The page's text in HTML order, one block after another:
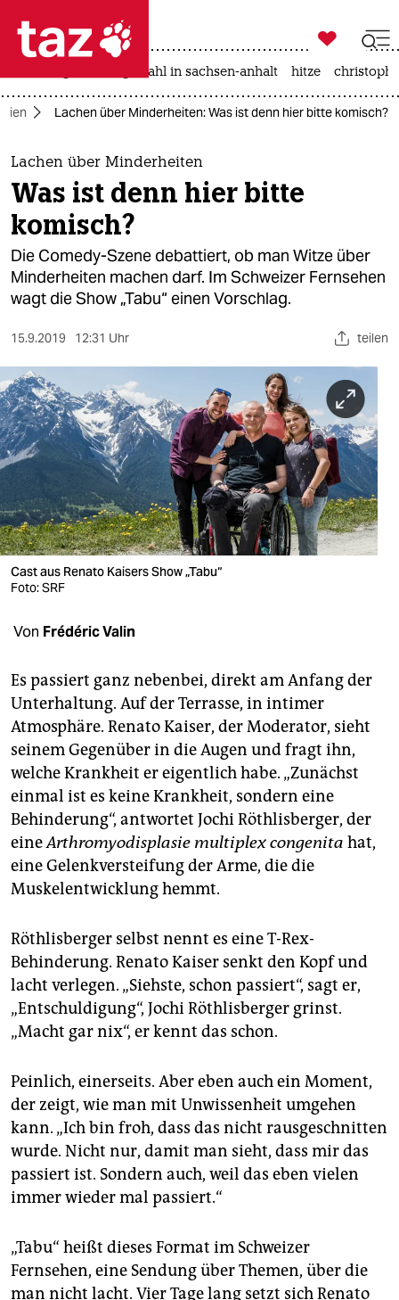
 taz zahl ich
taz zahl ich
themen
politik
öko
gesellschaft
sport
berlin
nord
wahrheit
verlag
verlag
veranstaltungen
shop
unterstützen
abo
genossenschaft
epaper login

taz zahl ich
landtagswahl in sachsen-anhalt hitze
Lachen über Minderheiten: Was ist denn hier bitte komisch?
Lachen über Minderheiten
Was ist denn hier bitte
komisch?
Die Comedy-Szene debattiert, ob man Witze über
Minderheiten machen darf. Im Schweizer Fernsehen
wagt die Show „Tabu“ einen Vorschlag.
15.9.2019 12:31 Uhr teilen
Cast aus Renato Kaisers Show „Tabu“
Foto: SRF
Von Frédéric Valin
Es passiert ganz nebenbei, direkt am Anfang der
Unterhaltung. Auf der Terrasse, in intimer
Atmosphäre. Renato Kaiser, der Moderator, sieht
seinem Gegenüber in die Augen und fragt ihn,
welche Krankheit er eigentlich habe. „Zunächst
einmal ist es keine Krankheit, sondern eine
Behinderung“, antwortet Jochi Röthlisberger, der
eineArthromyodisplasie multiplex congenita hat,
eine Gelenkversteifung der Arme, die die
Muskelentwicklung hemmt.
Röthlisberger selbst nennt es eine T-Rex-
Behinderung. Renato Kaiser senkt den Kopf und
lacht verlegen. „Siehste, schon passiert“, sagt er,
„Entschuldigung“, Jochi Röthlisberger grinst.
„Macht gar nix“, er kennt das schon.
Peinlich, einerseits. Aber eben auch ein Moment,
der zeigt, wie man mit Unwissenheit umgehen
kann. „Ich bin froh, dass das nicht rausgeschnitten
wurde. Nicht nur, damit man sieht, dass mir das
passiert ist. Sondern auch, weil das eben vielen
immer wieder mal passiert.“
„Tabu“ heißt dieses Format im Schweizer
Fernsehen, eine Sendung über Themen, über die
man nicht lacht. Vier Tage lang setzt sich Renato